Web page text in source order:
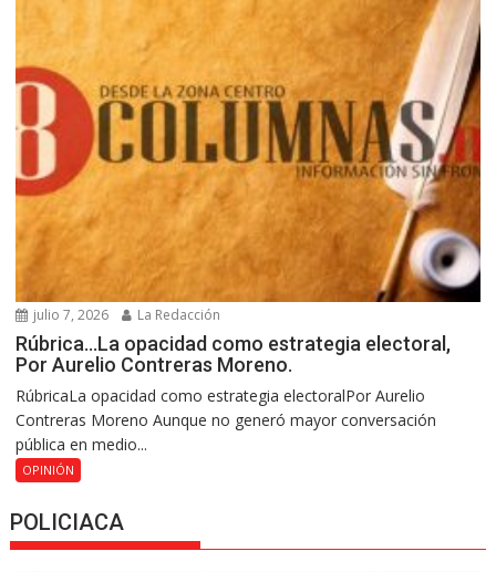
julio 7, 2026 La Redacción
Rúbrica…La opacidad como estrategia electoral,
Por Aurelio Contreras Moreno.
RúbricaLa opacidad como estrategia electoralPor Aurelio
Contreras Moreno Aunque no generó mayor conversación
pública en medio...
OPINIÓN
POLICIACA